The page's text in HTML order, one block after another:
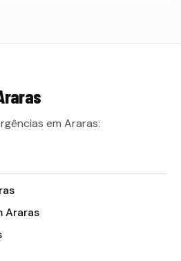
em Araras:
Araras